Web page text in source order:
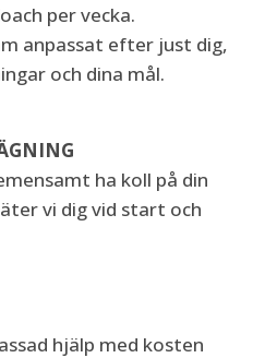
per vecka.
anpassat efter just dig,
och dina mål.
ha koll på din
vi dig vid start och
hjälp med kosten